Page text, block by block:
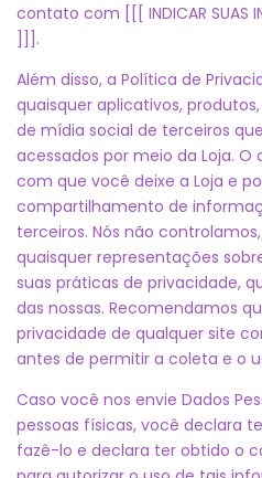
contato com [[[ INDICAR SUAS
]]].
Além disso, a Política de
quaisquer aplicativos,
de mídia social de terceiros
acessados por meio da Loja. O
com que você deixe a Loja e
compartilhamento de
terceiros. Nós não
quaisquer representações
suas práticas de privacidade,
das nossas. Recomendamos
privacidade de qualquer site
antes de permitir a coleta e o
Caso você nos envie Dados
pessoas físicas, você declara
fazê-lo e declara ter obtido o